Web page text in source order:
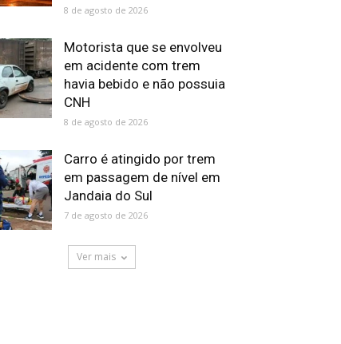
8 de agosto de 2026
Motorista que se envolveu
em acidente com trem
havia bebido e não possuia
CNH
8 de agosto de 2026
Carro é atingido por trem
em passagem de nível em
Jandaia do Sul
7 de agosto de 2026
Ver mais